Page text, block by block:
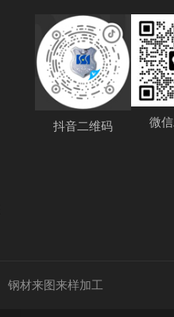
抖音二维码 微
钢材来图来样加工